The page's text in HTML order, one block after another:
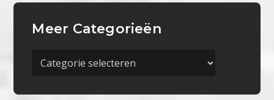
Meer Categorieën
Meer